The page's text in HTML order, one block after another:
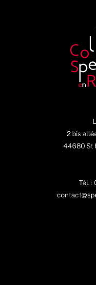
2 bis
44680 St
Tél. :